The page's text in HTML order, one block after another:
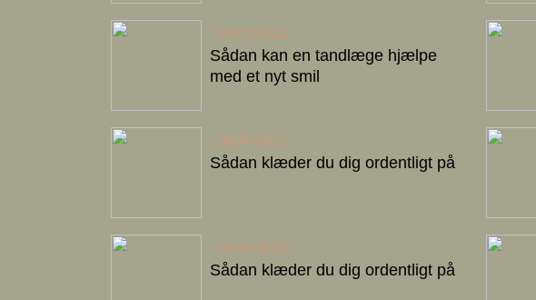
09/07/2022
Sådan kan en tandlæge hjælpe
med et nyt smil
28/06/2022
Sådan klæder du dig ordentligt på
20/06/2022
Sådan klæder du dig ordentligt på